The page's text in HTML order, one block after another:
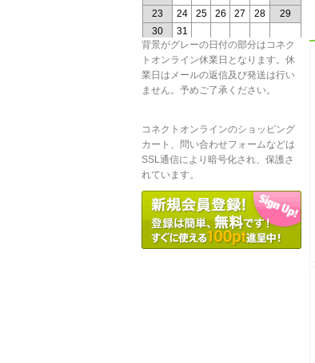
背景がグレーの日付の部分はコネク
トオンライン休業日となります。休
業日はメールの返信及び発送は行い
ません。予めご了承ください。
コネクトオンラインのショッピング
カート、問い合わせフォームなどは
SSL通信により暗号化され、保護さ
れています。